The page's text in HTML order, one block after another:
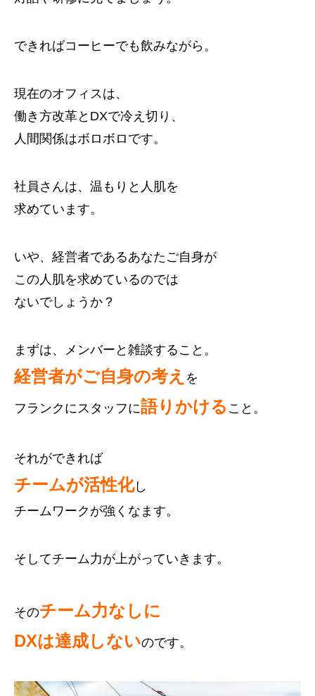
できればコーヒーでも飲みながら。
現在のオフィスは、
働き方改革とDXで冷え切り、
人間関係はボロボロです。
社員さんは、温もりと人肌を
求めています。
いや、経営者であるあなたご自身が
この人肌を求めているのでは
ないでしょうか？
まずは、メンバーと雑談すること。
経営者がご自身の考え を
フランクにスタッフに語りかける こと。
それができれば
チームが活性化し
チームワークが強くなます。
そしてチーム力が上がっていきます。
そのチーム力なしに
DXは達成しないのです。